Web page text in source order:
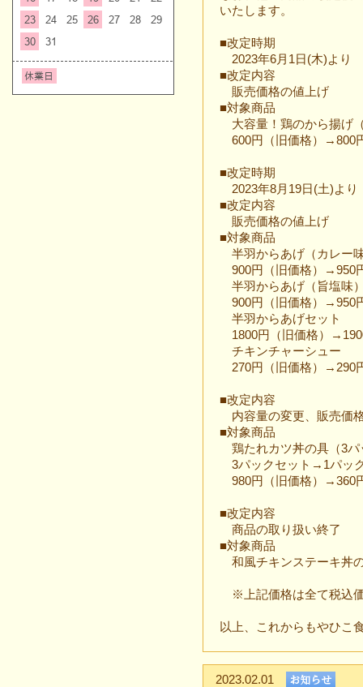
いたします。
■改定時期
2023年6月1日(木)より
■改定内容
販売価格の値上げ
■対象商品
大容量！鶏のから揚げ
600円（旧価格）→800
■改定時期
2023年8月19日(土)より
■改定内容
販売価格の値上げ
■対象商品
半羽からあげ（カレー
900円（旧価格）→950
半羽からあげ（旨塩味
900円（旧価格）→950
半羽からあげセット
1800円（旧価格）
チキンチャーシュー
270円（旧価格）→290
■改定内容
内容量の変更、販売価
■対象商品
鶏たれカツ丼の具（3パ
3パックセット→1パッ
980円（旧価格）→360
■改定内容
商品の取り扱い終了
■対象商品
和風チキンステーキ丼
※上記価格は全て税込
以上、これからもやひこ
2023.02.01